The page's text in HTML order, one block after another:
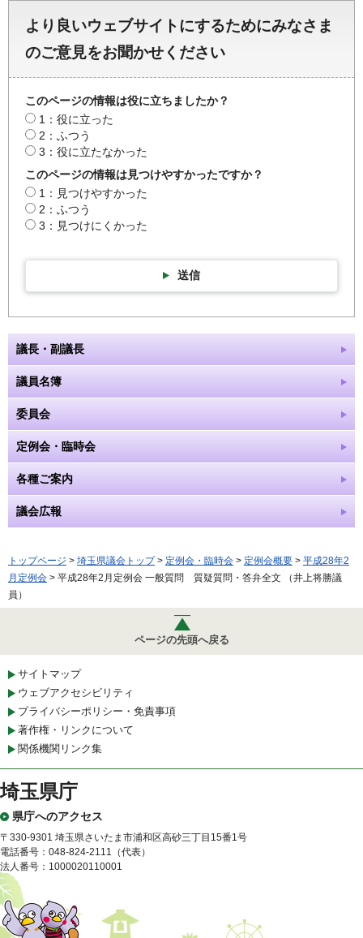
より良いウェブサイトにするためにみなさま
のご意見をお聞かせください
このページの情報は役に立ちましたか？
1：役に立った
2：ふつう
3：役に立たなかった
このページの情報は見つけやすかったですか？
1：見つけやすかった
2：ふつう
3：見つけにくかった
送信
議長・副議長
議員名簿
委員会
定例会・臨時会
各種ご案内
議会広報
トップページ > 埼玉県議会トップ> 定例会・臨時会 > 定例会概要 > 平成28年2
月定例会 > 平成28年2月定例会 一般質問 質疑質問・答弁全文 （井上将勝議
員）
ページの先頭へ戻る
サイトマップ
ウェブアクセシビリティ
プライバシーポリシー・免責事項
著作権・リンクについて
関係機関リンク集
埼玉県庁
県庁へのアクセス
〒330-9301 埼玉県さいたま市浦和区高砂三丁目15番1号
電話番号：048-824-2111（代表）
法人番号：1000020110001